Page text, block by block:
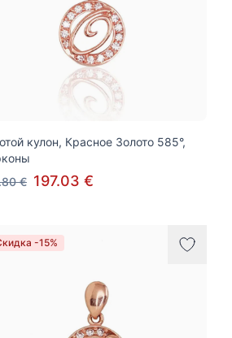
кулон, Красное Золото 585°,
€ 197.03 €
-15%